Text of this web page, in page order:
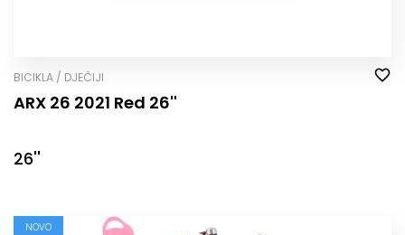
BICIKLA / DJEČIJI
ARX 26 2021 Red 26''
26''
NOVO